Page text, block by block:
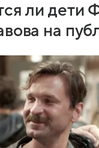
ли дети
на